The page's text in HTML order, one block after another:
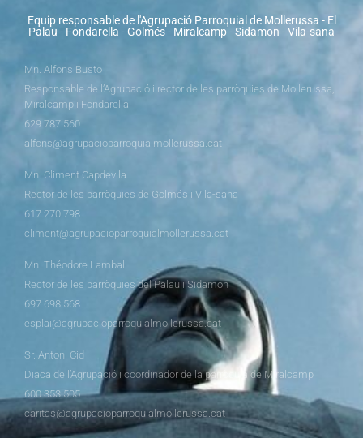
Equip responsable de l'Agrupació Parroquial de Mollerussa - El
Palau - Fondarella - Golmés - Miralcamp - Sidamon - Vila-sana
Mn. Alfons Busto
Responsable de l’Agrupació i rector de les parròquies de Mollerussa,
Miralcamp i Fondarella
629 787 560
alfons@agrupacioparroquialmollerussa.cat
Mn. Climent Capdevila
Rector de les parròquies de Golmés i Vila-sana
617 270 798
climent@agrupacioparroquialmollerussa.cat
Mn. Théodore Lambal
Rector de les parròquies del Palau i Sidamon
697 698 568
esplai@agrupacioparroquialmollerussa.cat
Sr. Antoni Cid
Diaca de l’Agrupació i coordinador de la parròquia de Miralcamp
600 353 505
caritas@agrupacioparroquialmollerussa.cat